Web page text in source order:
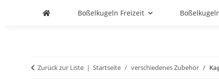
Boßelkugeln Freizeit
Zurück zur Liste Startseite verschiedenes Zubehör